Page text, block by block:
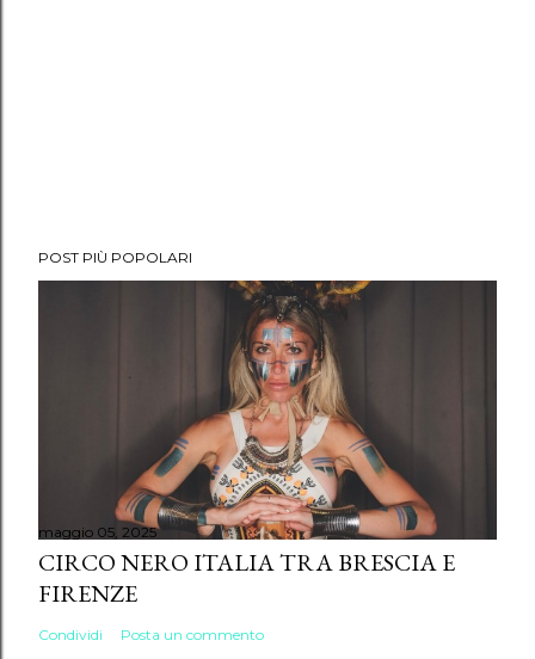
POST PIÙ POPOLARI
maggio 05, 2025
CIRCO NERO ITALIA TRA BRESCIA E
FIRENZE
Condividi Posta un commento